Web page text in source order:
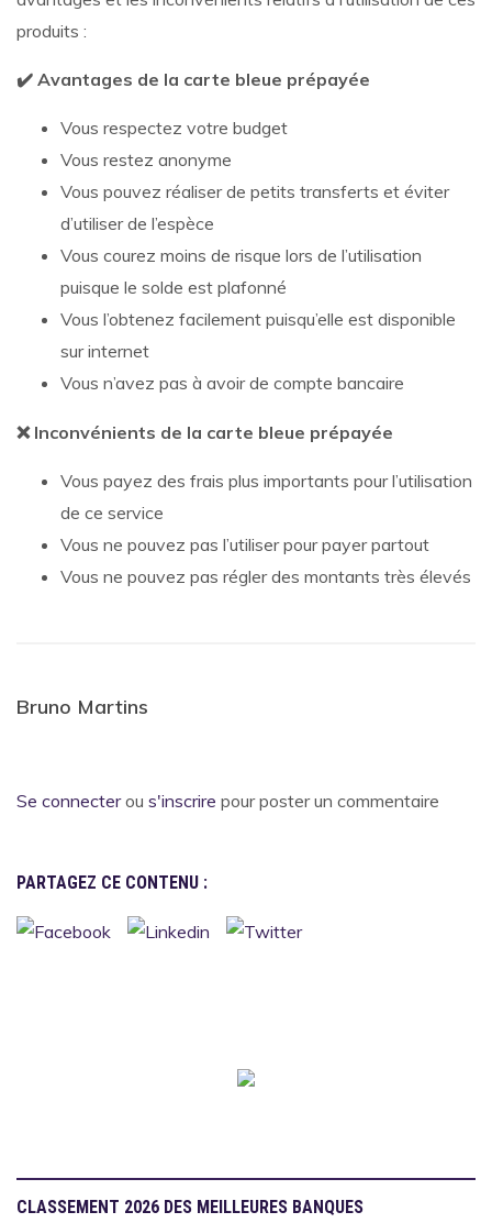
produits :
✔️ Avantages de la carte bleue prépayée
Vous respectez votre budget
Vous restez anonyme
Vous pouvez réaliser de petits transferts et éviter
d’utiliser de l’espèce
Vous courez moins de risque lors de l’utilisation
puisque le solde est plafonné
Vous l’obtenez facilement puisqu’elle est disponible
sur internet
Vous n’avez pas à avoir de compte bancaire
❌ Inconvénients de la carte bleue prépayée
Vous payez des frais plus importants pour l’utilisation
de ce service
Vous ne pouvez pas l’utiliser pour payer partout
Vous ne pouvez pas régler des montants très élevés
Bruno Martins
Se connecterou s'inscrire pour poster un commentaire
PARTAGEZ CE CONTENU :
CLASSEMENT 2026 DES MEILLEURES BANQUES